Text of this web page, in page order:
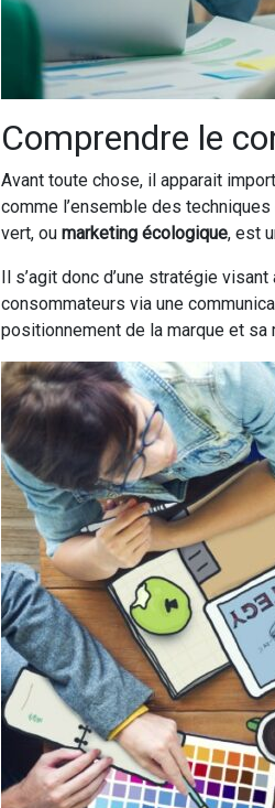
Comprendre le
Avant toute chose, il apparait
comme l’ensemble des
vert, ou marketing écologique, est
Il s’agit donc d’une stratégie
consommateurs via une
positionnement de la marque et sa